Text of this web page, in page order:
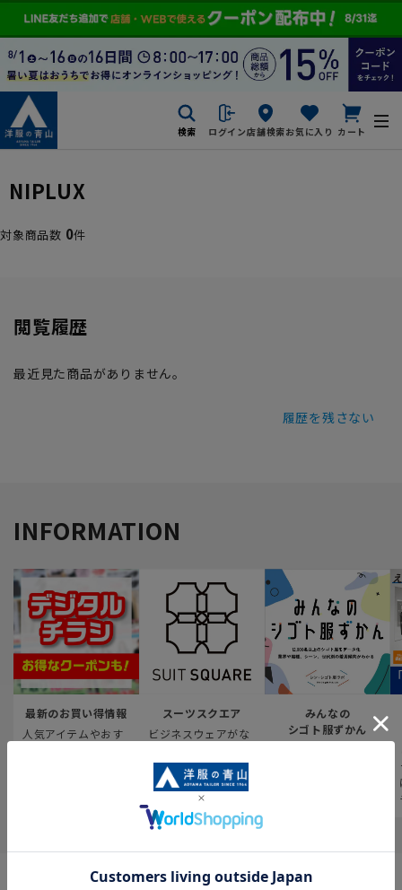
検索 ログイン店舗検索お気に入り カート
NIPLUX
対象商品数 0件
閲覧履歴
最近見た商品がありません。
履歴を残さない
INFORMATION
最新のお買い得情報
人気アイテムやおす
スーツスクエア
ビジネスウェアがな
ランドが一体となっ
た新感覚の複合型ス
みんなの
シゴト服ずかん